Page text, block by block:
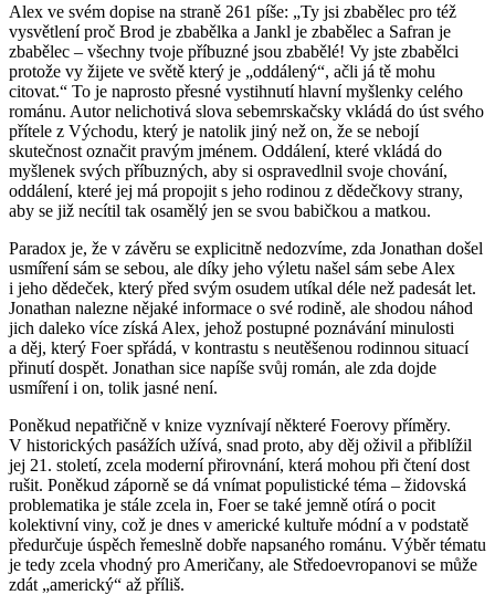
Alex ve svém dopise na straně 261 píše: „Ty jsi zbabělec pro též
vysvětlení proč Brod je zbabělka a Jankl je zbabělec a Safran je
zbabělec – všechny tvoje příbuzné jsou zbabělé! Vy jste zbabělci
protože vy žijete ve světě který je „oddálený“, ačli já tě mohu
citovat.“ To je naprosto přesné vystihnutí hlavní myšlenky celého
románu. Autor nelichotivá slova sebemrskačsky vkládá do úst svého
přítele z Východu, který je natolik jiný než on, že se nebojí
skutečnost označit pravým jménem. Oddálení, které vkládá do
myšlenek svých příbuzných, aby si ospravedlnil svoje chování,
oddálení, které jej má propojit s jeho rodinou z dědečkovy strany,
aby se již necítil tak osamělý jen se svou babičkou a matkou.
Paradox je, že v závěru se explicitně nedozvíme, zda Jonathan došel
usmíření sám se sebou, ale díky jeho výletu našel sám sebe Alex
i jeho dědeček, který před svým osudem utíkal déle než padesát let.
Jonathan nalezne nějaké informace o své rodině, ale shodou náhod
jich daleko více získá Alex, jehož postupné poznávání minulosti
a děj, který Foer spřádá, v kontrastu s neutěšenou rodinnou situací
přinutí dospět. Jonathan sice napíše svůj román, ale zda dojde
usmíření i on, tolik jasné není.
Poněkud nepatřičně v knize vyznívají některé Foerovy příměry.
V historických pasážích užívá, snad proto, aby děj oživil a přiblížil
jej 21. století, zcela moderní přirovnání, která mohou při čtení dost
rušit. Poněkud záporně se dá vnímat populistické téma – židovská
problematika je stále zcela in, Foer se také jemně otírá o pocit
kolektivní viny, což je dnes v americké kultuře módní a v podstatě
předurčuje úspěch řemeslně dobře napsaného románu. Výběr tématu
je tedy zcela vhodný pro Američany, ale Středoevropanovi se může
zdát „americký“ až příliš.